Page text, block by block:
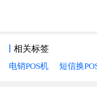
相关标签
电销POS机 短信换